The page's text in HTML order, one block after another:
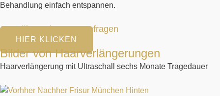
Behandlung einfach entspannen.
Jetzt über Whatsapp anfragen
HIER KLICKEN
Bilder von Haarverlängerungen​
Haarverlängerung mit Ultraschall sechs Monate Tragedauer​